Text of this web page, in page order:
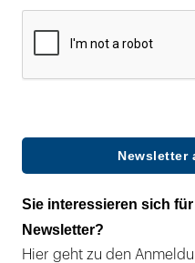
Newsletter
Sie interessieren sich
Newsletter?
Hier geht zu den